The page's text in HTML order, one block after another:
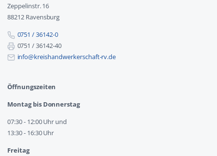
Zeppelinstr. 16
88212 Ravensburg
0751 / 36142-0
0751 / 36142-40
info@kreishandwerkerschaft-rv.de
Öffnungszeiten
Montag bis Donnerstag
07:30 - 12:00 Uhr und
13:30 - 16:30 Uhr
Freitag